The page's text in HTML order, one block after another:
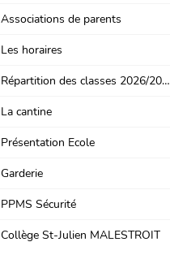
Associations de parents
Les horaires
Répartition des classes 2026/2027
La cantine
Présentation Ecole
Garderie
PPMS Sécurité
Collège St-Julien MALESTROIT